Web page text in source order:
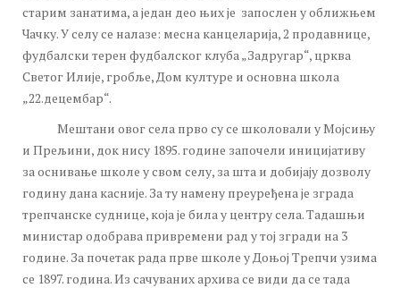
старим занатима, а један део њих је запослен у оближњем
Чачку. У селу се налазе: месна канцеларија, 2 продавнице,
фудбалски терен фудбалског клуба „Задругар“, црква
Светог Илије, гробље, Дом културе и основна школа
„22.децембар“.
Мештани овог села прво су се школовали у Мојсињу
и Прељини, док нису 1895. године започели иницијативу
за оснивање школе у свом селу, за шта и добијају дозволу
годину дана касније. За ту намену преуређена је зграда
трепчанске суднице, која је била у центру села. Тадашњи
министар одобрава привремени рад у тој згради на 3
године. За почетак рада прве школе у Доњој Трепчи узима
се 1897. година. Из сачуваних архива се види да се тада